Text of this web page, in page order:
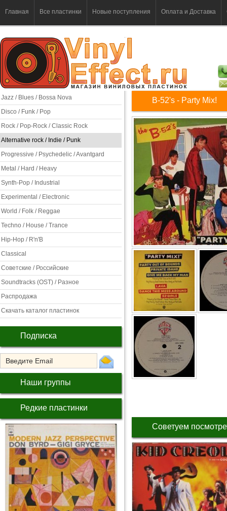
Главная Все пластинки Новые поступления Оплата и Доставка
Jazz / Blues / Bossa Nova
Disco / Funk / Pop
Rock / Pop-Rock / Classic Rock
Alternative rock / Indie / Punk
Progressive / Psychedelic / Avantgard
Metal / Hard / Heavy
Synth-Pop / Industrial
Experimental / Electronic
World / Folk / Reggae
Techno / House / Trance
Hip-Hop / R'n'B
Classical
Советские / Российские
Soundtracks (OST) / Разное
Распродажа
Скачать каталог пластинок
Подписка
Наши группы
Редкие пластинки
B-52's - Party Mix!
Советуем